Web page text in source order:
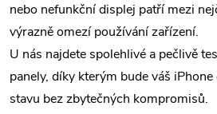
nebo nefunkční displej patří mezi
výrazně omezí používání zařízení.
U nás najdete spolehlivé a pečlivě
panely, díky kterým bude váš
stavu bez zbytečných kompromisů.